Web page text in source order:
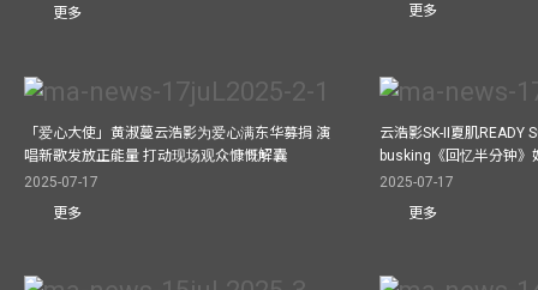
更多
更多
「爱心大使」黄淑蔓云浩影为爱心满东华募捐 演
唱新歌发放正能量 打动现场观众慷慨解囊
2025-07-17
更多
云浩影SK-II夏肌READY
busking《回忆半分钟》
2025-07-17
更多